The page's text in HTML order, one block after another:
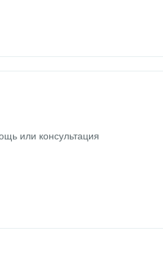
или консультация